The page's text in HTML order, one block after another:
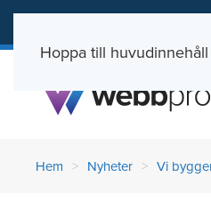
Hoppa till huvudinnehåll
En personlig och erfaren
Hem Nyheter Vi